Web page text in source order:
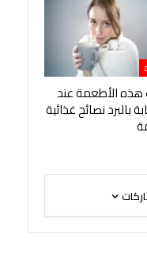
هذه الأطعمة عند
بالبرد نصائح غذائية